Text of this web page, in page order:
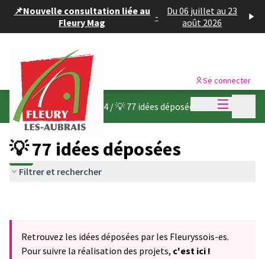
📌Nouvelle consultation liée au
Fleury Mag
-
Du 06 juillet au 23
août 2026
Menu
Se connecter
Budget participatif 2024 /💡 77 idées déposées
💡 77 idées déposées
Filtrer et rechercher
Retrouvez les idées déposées par les Fleuryssois-es.
Pour suivre la réalisation des projets, c'est ici !
Panneau de gestion des cookies